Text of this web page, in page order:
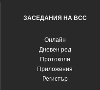
ЗАСЕДАНИЯ НА ВСС
Oнлайн
Дневен ред
Протоколи
Приложения
Регистър